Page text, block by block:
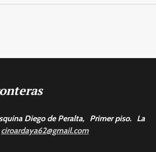
Diego de Peralta, Primer piso. La
ciroardaya62@gmail.com